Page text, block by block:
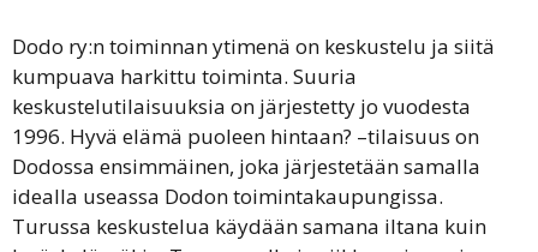
Dodo ry:n toiminnan ytimenä on keskustelu ja siitä
kumpuava harkittu toiminta. Suuria
keskustelutilaisuuksia on järjestetty jo vuodesta
1996. Hyvä elämä puoleen hintaan? –tilaisuus on
Dodossa ensimmäinen, joka järjestetään samalla
idealla useassa Dodon toimintakaupungissa.
Turussa keskustelua käydään samana iltana kuin